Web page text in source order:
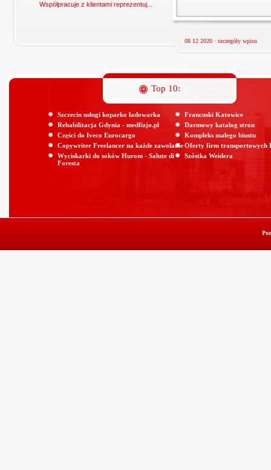
Współpracuje z klientami reprezentuj...
08 12 2020 · szczegóły wpisu
Top 10:
Szczecin usługi koparko ładowarka
Rehabilitacja Gdynia - medfizjo.pl
Części do Iveco Eurocargo
Copywriter Freelancer na każde zawołanie
Wyciskarki do soków Hurom - Salute di
Foresta
Francuski Katowice
Darmowy katalog stron
Kompleks małego biustu
Oferty firm transportowych
Szóstka Weidera